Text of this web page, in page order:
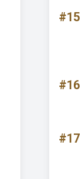
#15
#16
#17